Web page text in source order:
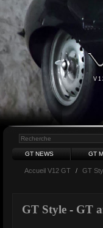
GT NEWS GT
Accueil V12 GT / GT
GT Style - GT